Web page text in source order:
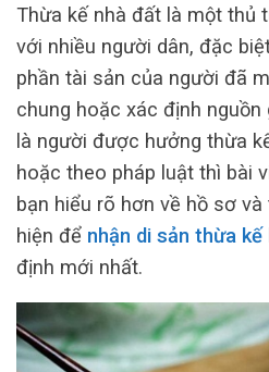
Thừa kế nhà đất là một thủ
với nhiều người dân, đặc
phần tài sản của người đã
chung hoặc xác định
là người được hưởng thừa
hoặc theo pháp luật thì bài
bạn hiểu rõ hơn về hồ sơ
hiện để nhận di sản thừa kế
định mới nhất.